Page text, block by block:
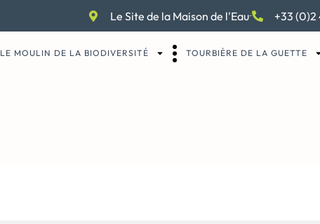
Le Site de la Maison de l'Eau +33 (0)2
LE MOULIN DE LA BIODIVERSITÉ TOURBIÈRE DE LA GUETTE